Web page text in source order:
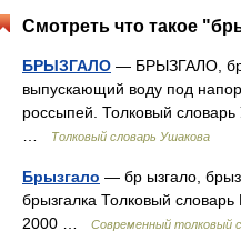
Смотреть что такое
БРЫЗГАЛО — БРЫЗГАЛО,
выпускающий воду под
россыпей. Толковый
Толковый словарь Ушакова
Брызгало — бр ызгало,
брызгалка Толковый
2000 …
Современный толковый